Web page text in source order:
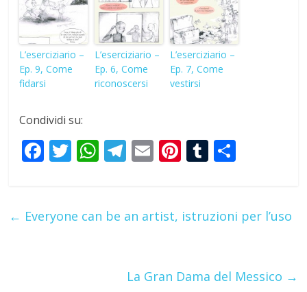
L’eserciziario –
Ep. 9, Come
fidarsi
L’eserciziario –
Ep. 6, Come
riconoscersi
L’eserciziario –
Ep. 7, Come
vestirsi
Condividi su:
F
b
T
er
W
s
T
gr
E
l
Pi
e
T
bl e
← Everyone can be an artist, istruzioni per l’uso
La Gran Dama del Messico →